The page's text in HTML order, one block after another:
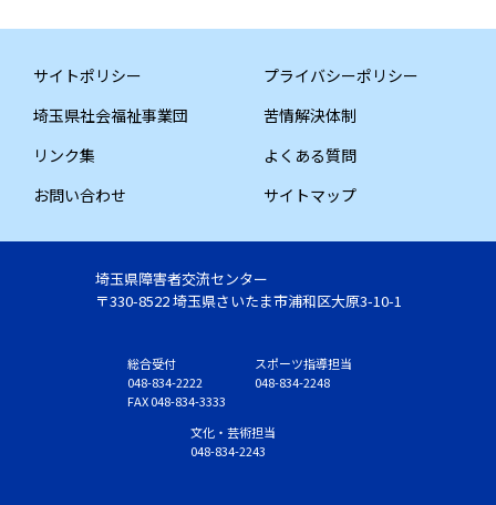
サイトポリシー
プライバシーポリシー
埼玉県社会福祉事業団
苦情解決体制
リンク集
よくある質問
お問い合わせ
サイトマップ
埼玉県障害者交流センター
〒330-8522 埼玉県さいたま市浦和区大原3-10-1
総合受付
048-834-2222
FAX 048-834-3333
スポーツ指導担当
048-834-2248
文化・芸術担当
048-834-2243